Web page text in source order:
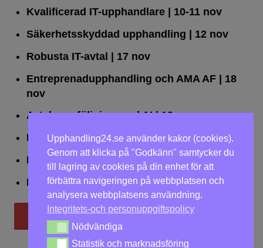
Kvalificerad IT-upphandlare| 10-11 nov
Säkerhetsskyddad upphandling | 12 nov
Robusta IT-avtal | 17 nov
Entreprenadupphandling och AMA AF| 18
nov
Avtalsuppföljning med AI| 19 nov
Leda upphandlingar effektivt| 25 nov
Dialogförfaranden | 26 nov
LOU på två dagar| 2-3 dec
Till utbildningar
Upphandling24.se använder kakor (cookies).
Genom att klicka på "Godkänn" samtycker du
till lagring av cookies på din enhet för att
förbättra navigeringen på webbplatsen och
analysera webbplatsens användning.
Integritets-och personuppgiftspolicy
Nödvändiga
Nödvändiga
Statistik och marknadsföring
Statistik och marknadsföring